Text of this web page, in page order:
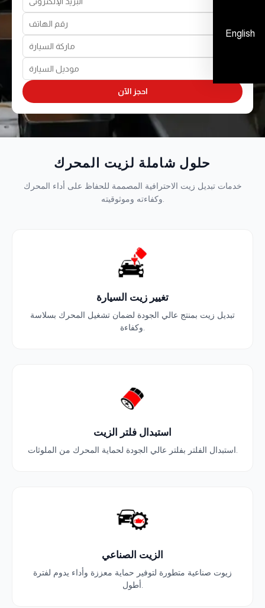
English
احجز الآن
حلول شاملة لزيت المحرك
خدمات تبديل زيت الاحترافية المصممة للحفاظ على أداء المحرك
تغيير زيت السيارة
تبديل زيت بمنتج عالي الجودة لضمان تشغيل المحرك بسلاسة
استبدال فلتر الزيت
الزيت الصناعي
زيوت صناعية متطورة لتوفير حماية معززة وأداء يدوم لفترة